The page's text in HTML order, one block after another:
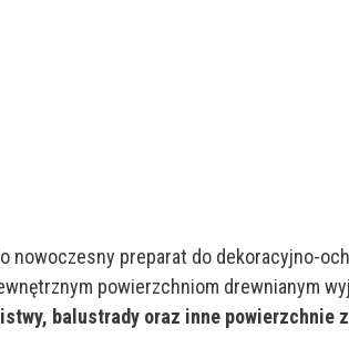
nowoczesny preparat do dekoracyjno-
powierzchniom drewnianym
balustrady oraz inne powierzchnie